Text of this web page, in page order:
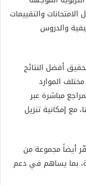
الامتحانات والتقييمات
والدروس
أفضل النتائج
الموارد
مباشرة عبر
مع إمكانية تنزيل
أيضاً مجموعة من
بما يساهم في دعم